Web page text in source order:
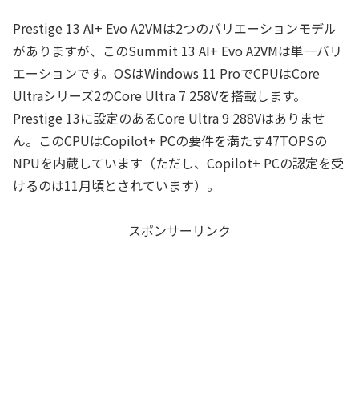
Prestige 13 AI+ Evo A2VMは2つのバリエーションモデル
がありますが、このSummit 13 AI+ Evo A2VMは単一バリ
エーションです。OSはWindows 11 ProでCPUはCore
Ultraシリーズ2のCore Ultra 7 258Vを搭載します。
Prestige 13に設定のあるCore Ultra 9 288Vはありませ
ん。このCPUはCopilot+ PCの要件を満たす47TOPSの
NPUを内蔵しています（ただし、Copilot+ PCの認定を受
けるのは11月頃とされています）。
スポンサーリンク